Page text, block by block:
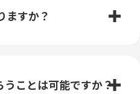
ますか？
うことは可能ですか？